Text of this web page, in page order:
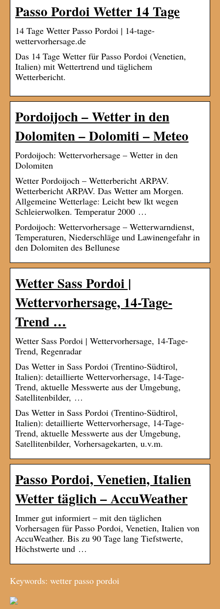
Passo Pordoi Wetter 14 Tage
14 Tage Wetter Passo Pordoi | 14-tage-
wettervorhersage.de
Das 14 Tage Wetter für Passo Pordoi (Venetien,
Italien) mit Wettertrend und täglichem
Wetterbericht.
Pordoijoch – Wetter in den
Dolomiten – Dolomiti – Meteo
Pordoijoch: Wettervorhersage – Wetter in den
Dolomiten
Wetter Pordoijoch – Wetterbericht ARPAV.
Wetterbericht ARPAV. Das Wetter am Morgen.
Allgemeine Wetterlage: Leicht bew lkt wegen
Schleierwolken. Temperatur 2000 …
Pordoijoch: Wettervorhersage – Wetterwarndienst,
Temperaturen, Niederschläge und Lawinengefahr in
den Dolomiten des Bellunese
Wetter Sass Pordoi |
Wettervorhersage, 14-Tage-
Trend …
Wetter Sass Pordoi | Wettervorhersage, 14-Tage-
Trend, Regenradar
Das Wetter in Sass Pordoi (Trentino-Südtirol,
Italien): detaillierte Wettervorhersage, 14-Tage-
Trend, aktuelle Messwerte aus der Umgebung,
Satellitenbilder, …
Das Wetter in Sass Pordoi (Trentino-Südtirol,
Italien): detaillierte Wettervorhersage, 14-Tage-
Trend, aktuelle Messwerte aus der Umgebung,
Satellitenbilder, Vorhersagekarten, u.v.m.
Passo Pordoi, Venetien, Italien
Wetter täglich – AccuWeather
Immer gut informiert – mit den täglichen
Vorhersagen für Passo Pordoi, Venetien, Italien von
AccuWeather. Bis zu 90 Tage lang Tiefstwerte,
Höchstwerte und …
Keywords: wetter passo pordoi